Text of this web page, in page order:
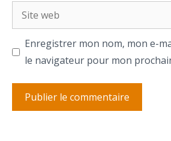
Site
web
Enregistrer mon nom, mon e-
le navigateur pour mon